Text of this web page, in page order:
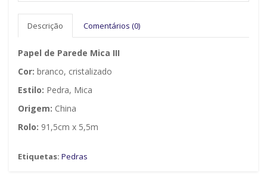
Descrição Comentários (0)
Papel de Parede Mica III
Cor: branco, cristalizado
Estilo: Pedra, Mica
Origem: China
Rolo: 91,5cm x 5,5m
Etiquetas: Pedras